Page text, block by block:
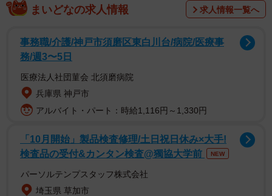
国、南アフリカの小学4年生1500組、学校調査が日本の小
学4年生約200組を対象として、2025年4月～7月に実施され
ました。
なお、日本の回答者はランダム抽出ではなく、匿名性保持
まいどなの求人情報 求人情報一覧へ
事務職/介護/神戸市須磨区東白川台/病院/医療事
務/週3〜5日
医療法人社団菫会 北須磨病院
兵庫県 神戸市
アルバイト・パート：時給1,116円～1,330円
「10月開始」製品検査修理/土日祝日休み×大手!
検査品の受付&カンタン検査@獨協大学前
NEW
パーソルテンプスタッフ株式会社
埼玉県 草加市